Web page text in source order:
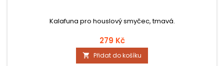
Kalafuna pro houslový smyčec, tmavá.
279 Kč
 Přidat do košíku